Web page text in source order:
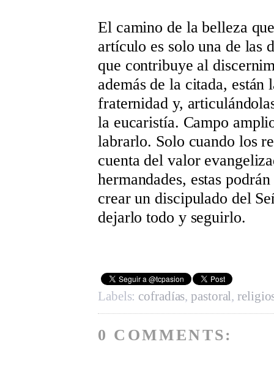
El camino de la belleza
artículo es solo una de las
que contribuye al
además de la citada,
fraternidad y,
la eucaristía. Campo
labrarlo. Solo cuando los
cuenta del valor
hermandades, estas
crear un discipulado del
dejarlo todo y seguirlo.
Labels: cofradías,pastoral,
0 COMMENTS: